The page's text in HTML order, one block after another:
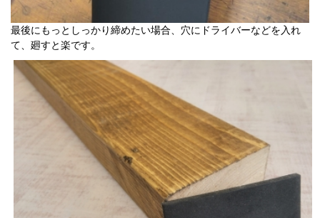
最後にもっとしっかり締めたい場合、穴にドライバーなどを入れ
て、廻すと楽です。